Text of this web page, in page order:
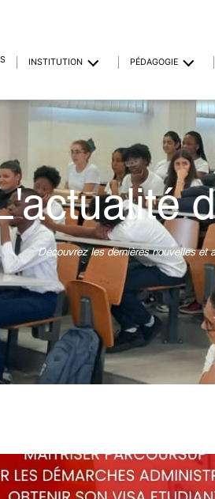
INSTITUTION PÉDAGOGIE
Découvrez les dernières nouvelles et